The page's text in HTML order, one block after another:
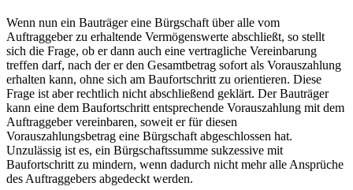
Wenn nun ein Bauträger eine Bürgschaft über alle vom
Auftraggeber zu erhaltende Vermögenswerte abschließt, so stellt
sich die Frage, ob er dann auch eine vertragliche Vereinbarung
treffen darf, nach der er den Gesamtbetrag sofort als Vorauszahlung
erhalten kann, ohne sich am Baufortschritt zu orientieren. Diese
Frage ist aber rechtlich nicht abschließend geklärt. Der Bauträger
kann eine dem Baufortschritt entsprechende Vorauszahlung mit dem
Auftraggeber vereinbaren, soweit er für diesen
Vorauszahlungsbetrag eine Bürgschaft abgeschlossen hat.
Unzulässig ist es, ein Bürgschaftssumme sukzessive mit
Baufortschritt zu mindern, wenn dadurch nicht mehr alle Ansprüche
des Auftraggebers abgedeckt werden.